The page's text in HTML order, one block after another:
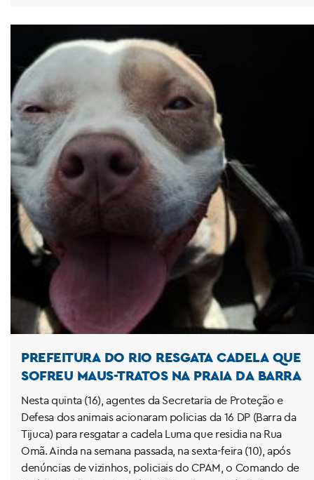
PREFEITURA DO RIO RESGATA CADELA QUE
SOFREU MAUS-TRATOS NA PRAIA DA BARRA
Nesta quinta (16), agentes da Secretaria de Proteção e
Defesa dos animais acionaram policias da 16 DP (Barra da
Tijuca) para resgatar a cadela Luma que residia na Rua
Omã. Ainda na semana passada, na sexta-feira (10), após
denúncias de vizinhos, policiais do CPAM, o Comando de